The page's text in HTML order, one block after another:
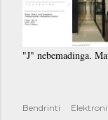
"J" nebemadinga.
Bendrinti